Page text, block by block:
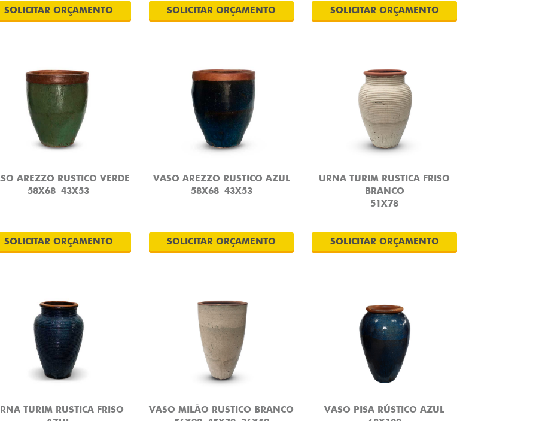
SOLICITAR ORÇAMENTO SOLICITAR ORÇAMENTO SOLICITAR ORÇAMENTO
AREZZO RUSTICO VERDE
58X68 43X53
SOLICITAR ORÇAMENTO
VASO AREZZO RUSTICO AZUL
58X68 43X53
SOLICITAR ORÇAMENTO
URNA TURIM RUSTICA FRISO
BRANCO
51X78
SOLICITAR ORÇAMENTO
TURIM RUSTICA FRISO
VASO MILÃO RUSTICO BRANCO
VASO PISA RÚSTICO AZUL